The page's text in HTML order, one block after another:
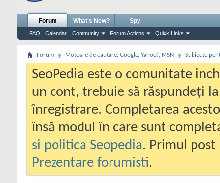
Forum
FAQ Calendar Community Forum Actions Quick Links
What's New? Spy
Forum Motoare de cautare. Google, Yahoo!, MSN Subiecte
SeoPedia este o comunitate
un cont, trebuie să răspundeți
înregistrare. Completarea
însă modul în care sunt
si politica Seopedia. Primul
Prezentare forumisti.